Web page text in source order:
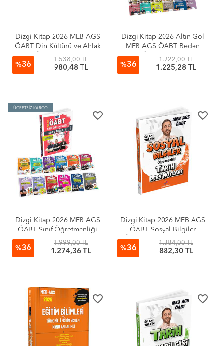
Dizgi Kitap 2026 MEB AGS
ÖABT Din Kültürü ve Ahlak
Bilgisi Öğretmenliği Çıkmış
Soru Analizli Konu Anlatım
Seti 17 Fasikül Handan Bulut
%36
1.538,00 TL
980,48 TL
Dizgi Kitap 2026 Altın Gol
MEB AGS ÖABT Beden
Eğitimi Öğretmenliği Çıkmış
Soru Analizli Konu Anlatım
%36
1.922,00 TL
1.225,28 TL
ÜCRETSİZ KARGO
favorite_border
Dizgi Kitap 2026 MEB AGS
ÖABT Sınıf Öğretmenliği
Maarif Modele Uygun
Fasiküller Halinde Ders
Notları Seti Hüseyin
%36
1.999,00 TL
1.274,36 TL
favorite_border
Dizgi Kitap 2026 MEB AGS
ÖABT Sosyal Bilgiler
Öğretmenliği Tarih Ders
Notları Selami Yalçın
%36
1.384,00 TL
882,30 TL
favorite_border favorite_border